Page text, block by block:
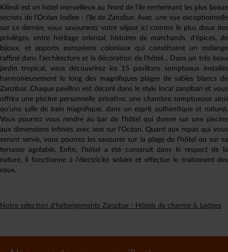
Kilindi est un hôtel merveilleux au Nord de l’île renfermant les plus beaux
secrets de l’Océan Indien : l’île de Zanzibar. Avec une vue exceptionnelle
sur ce dernier, vous savourerez votre séjour ici comme le plus doux des
privilèges, entre héritage oriental, histoires de marchands, d’épices, de
bijoux, et apports européens coloniaux qui constituent un mélange
raffiné dans l’architecture et la décoration de l’hôtel... Dans un très beau
jardin tropical, vous découvrirez les 15 pavillons somptueux installés
harmonieusement le long des magnifiques plages de sables blancs de
Zanzibar. Chaque pavillon est décoré dans le style local zanzibari et vous
offrira une piscine personnelle privative, une chambre somptueuse ainsi
qu’une salle de bain magnifique, dans un esprit authentique et naturel.
Vous pourrez vous rendre au bar de l’hôtel qui donne sur une piscine
aux dimensions infinies avec vue sur l’Océan. Quant aux repas qui vous
seront servis, vous pourrez les savourer sur la plage de l’hôtel ou sur sa
terrasse agréable. Enfin, l’hôtel a été construit dans le respect de la
nature, il fonctionne à l’électricité solaire et effectue le traitement des
eaux.
Notre sélection d'hébergements Zanzibar - Hôtels de charme & Lodges